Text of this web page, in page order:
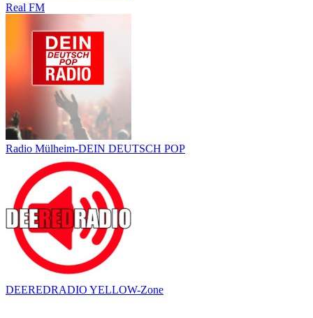
Real FM
Radio Mülheim-DEIN DEUTSCH POP
DEEREDRADIO YELLOW-Zone